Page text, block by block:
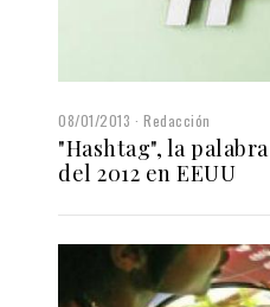
08/01/2013 Redacción
"Hashtag", la
del 2012 en EEUU